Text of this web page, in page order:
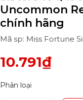
Uncommon
chính hãng
Mã sp: Miss Fortune
10.791₫
Phân loại